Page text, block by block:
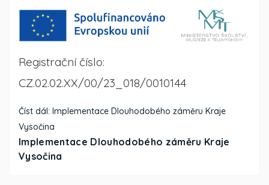
Implementace Dlouhodobého záměru Kraje
Vysočina
Registrační číslo:
CZ.02.02.XX/00/23_018/0010144
Číst dál: Implementace Dlouhodobého záměru Kraje
Vysočina